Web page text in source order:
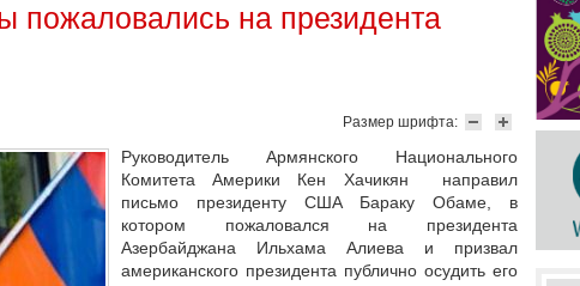
пожаловались на президента
Размер шрифта:
Руководитель Армянского Национального
Комитета Америки Кен Хачикян направил
письмо президенту США Бараку Обаме, в
котором пожаловался на президента
Азербайджана Ильхама Алиева и призвал
американского президента публично осудить его